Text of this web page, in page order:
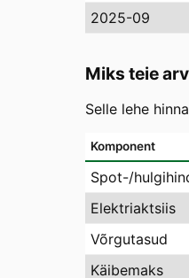
2025-09
Miks teie
Selle lehe
Komponent
Spot-/
Elektriaktsiis
Võrgutasud
Käibemaks